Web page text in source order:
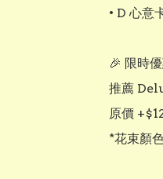
• D 心意
🎉 限時
推薦
原價
*花束顏